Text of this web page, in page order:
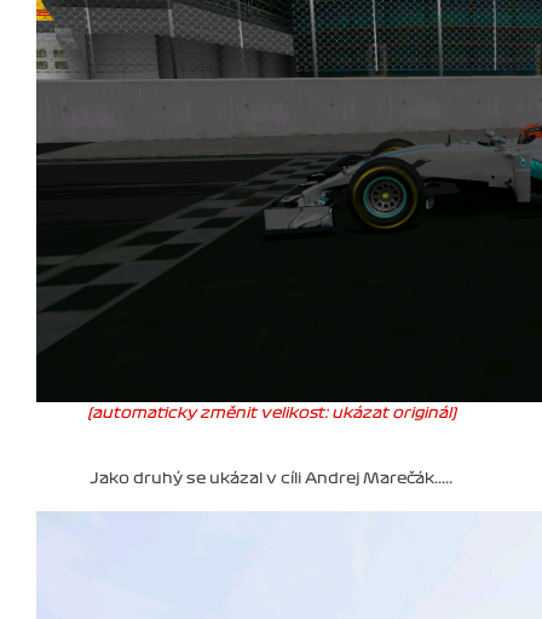
(automaticky změnit velikost: ukázat originál)
Jako druhý se ukázal v cíli Andrej Marečák.....